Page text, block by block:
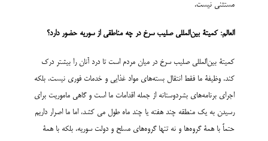
مستثنی نیست.
العالم: کمیتۀ بین‌المللی صلیب سرخ در چه مناطقی از سوریه حضور دارد؟
کمیتۀ بین‌المللی صلیب سرخ در میان مردم است تا درد آنان را بیشتر درک
کند. وظیفۀ ما فقط انتقال بسته‌های مواد غذایی و خدمات فوری نیست، بلکه
اجرای برنامه‌های بشردوستانه از جمله اقدامات ما است و گاهی ماموریت برای
رسیدن به یک منطقه چند هفته یا چند ماه طول می کشد، اما ما اصرار داریم
حتماً با همۀ گروه‌ها و نه تنها گروه‌های مسلح و دولت سوریه، بلکه با همۀ